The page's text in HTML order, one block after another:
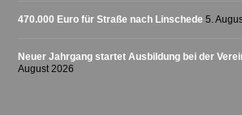
470.000 Euro für Straße nach Linschede 5.
Neuer Jahrgang startet Ausbildung bei der
August 2026